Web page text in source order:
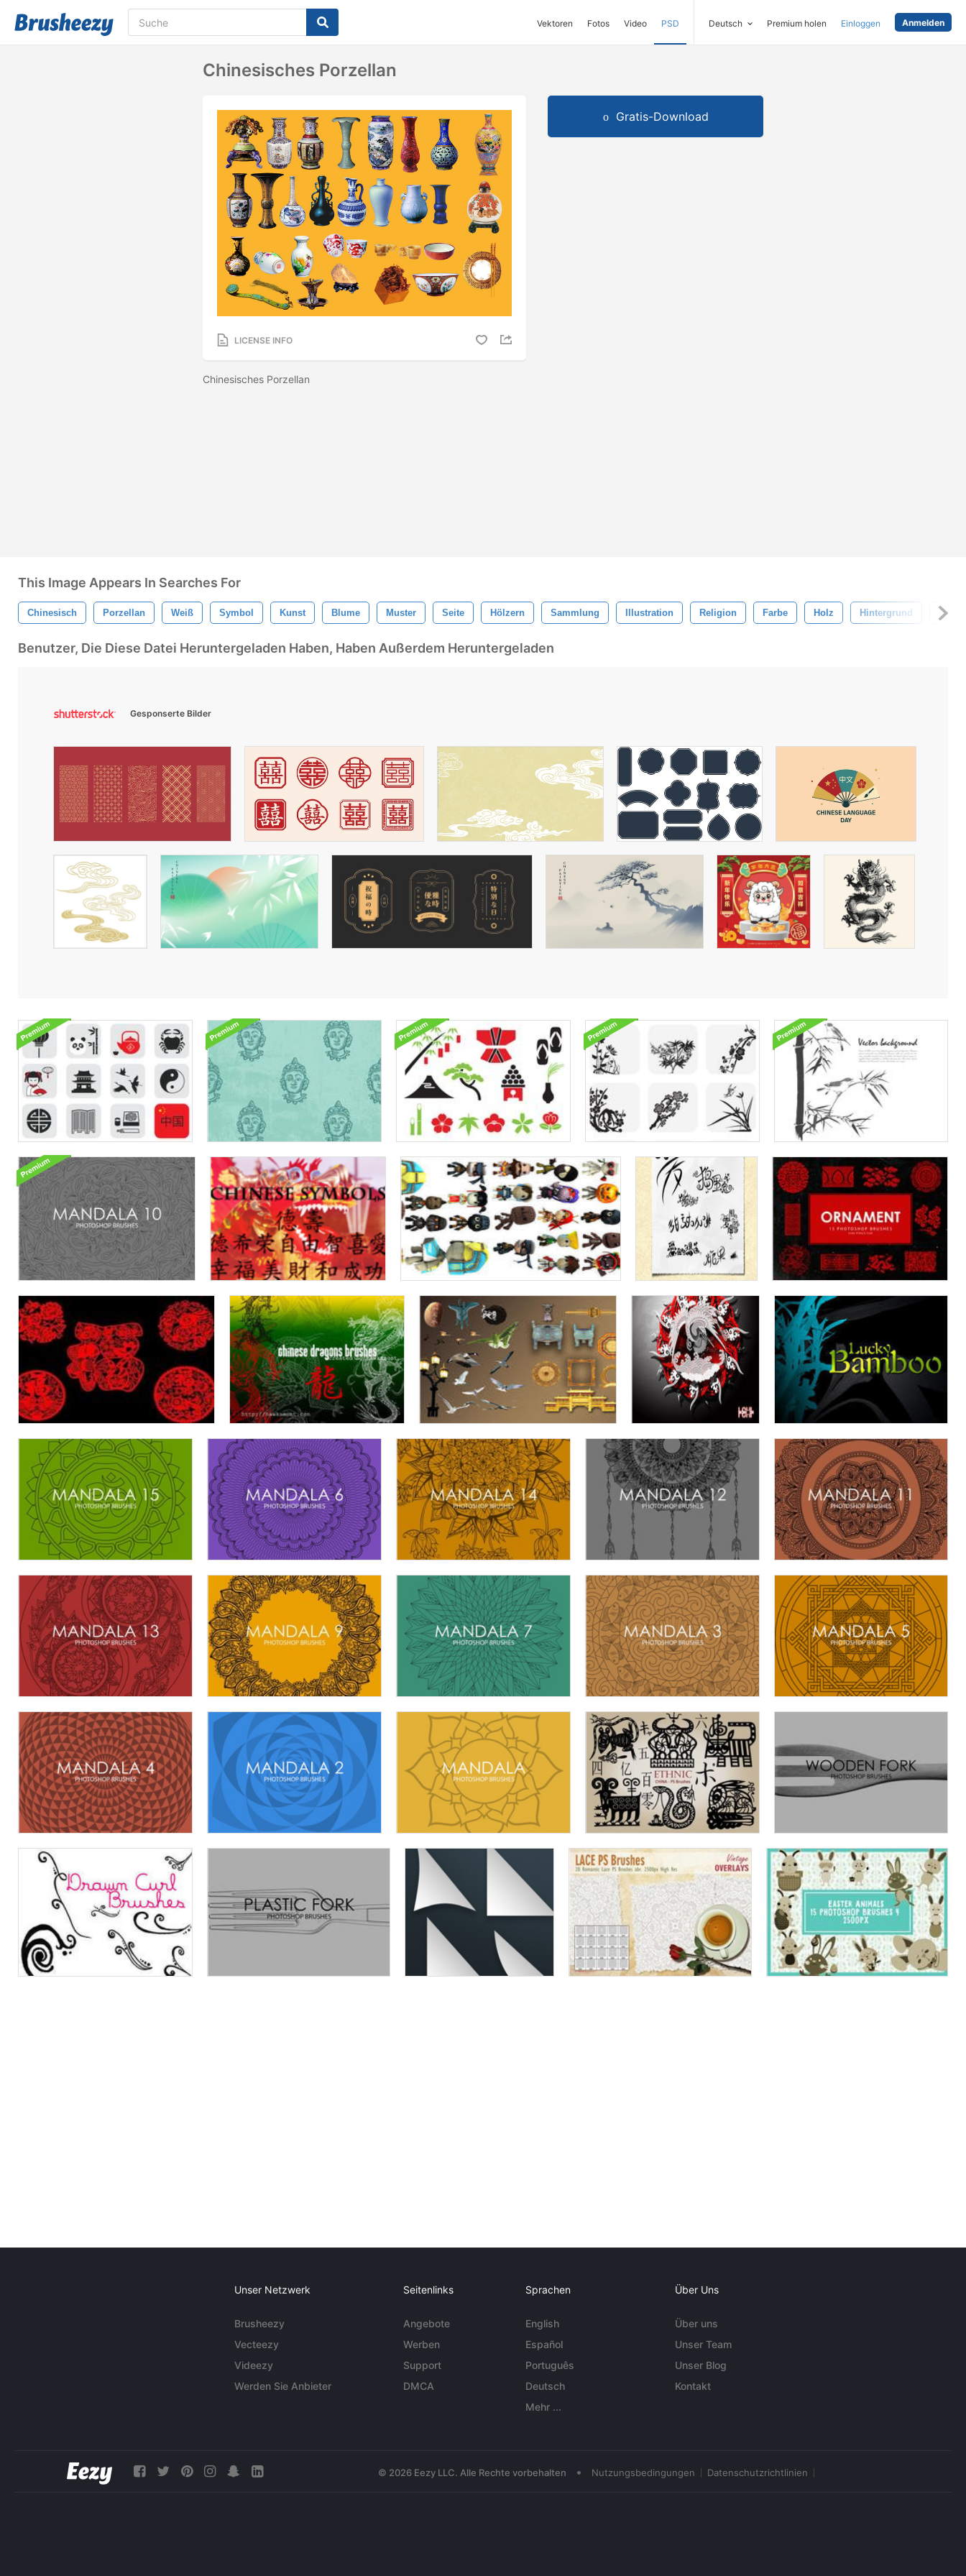
Vektoren Fotos Video PSD Deutsch Premium holen Einloggen Anmelden
Chinesisches Porzellan
LICENSE INFO
Chinesisches Porzellan
Gratis-Download
This Image Appears In Searches For
Chinesisch Porzellan Weiß Symbol Kunst Blume Muster Seite Hölzern Sammlung Illustration Religion Farbe Holz Hintergrund
Benutzer, Die Diese Datei Heruntergeladen Haben, Haben Außerdem Heruntergeladen
Gesponserte Bilder
Unser Netzwerk
Brusheezy
Vecteezy
Videezy
Werden Sie Anbieter
Seitenlinks
Angebote
Werben
Support
DMCA
Sprachen
English
Español
Português
Deutsch
Mehr ...
Über Uns
Über uns
Unser Team
Unser Blog
Kontakt
© 2026 Eezy LLC. Alle Rechte vorbehalten • Nutzungsbedingungen Datenschutzrichtlinien